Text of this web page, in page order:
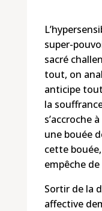
super-
sacré
tout, on
anticipe
la
s’accroche
une bouée
cette
empêche
Sortir de la
affective